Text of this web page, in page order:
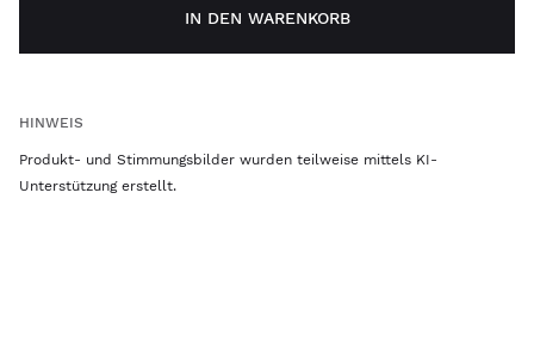
IN DEN WARENKORB
HINWEIS
Produkt- und Stimmungsbilder wurden teilweise mittels KI-
Unterstützung erstellt.